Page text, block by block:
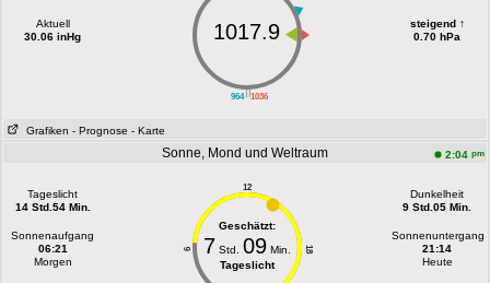
Aktuell
30.06 inHg
||
964 1036
1017.9
steigend ↑
0.70 hPa
Grafiken - Prognose - Karte
Sonne, Mond und Weltraum 2:04 pm
Tageslicht
14 Std.54 Min.
Sonnenaufgang
06:21
Morgen
12
6 18
Geschätzt:
7 Std. 09Min.
Tageslicht
Dunkelheit
9 Std.05 Min.
Sonnenuntergang
21:14
Heute